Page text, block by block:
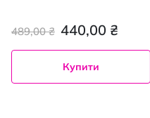
440,00 ₴
489,00 ₴
Купити